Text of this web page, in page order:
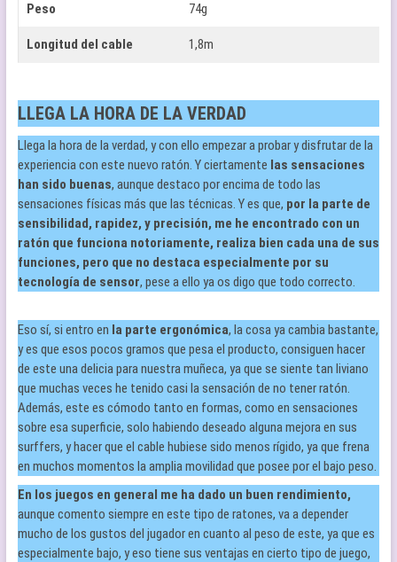
Peso 74g
Longitud del cable 1,8m
LLEGA LA HORA DE LA VERDAD
Llega la hora de la verdad, y con ello empezar a probar y disfrutar de la
experiencia con este nuevo ratón. Y ciertamente las sensaciones
han sido buenas, aunque destaco por encima de todo las
sensaciones físicas más que las técnicas. Y es que, por la parte de
sensibilidad, rapidez, y precisión, me he encontrado con un
ratón que funciona notoriamente, realiza bien cada una de sus
funciones, pero que no destaca especialmente por su
tecnología de sensor, pese a ello ya os digo que todo correcto.
Eso sí, si entro en la parte ergonómica, la cosa ya cambia bastante,
y es que esos pocos gramos que pesa el producto, consiguen hacer
de este una delicia para nuestra muñeca, ya que se siente tan liviano
que muchas veces he tenido casi la sensación de no tener ratón.
Además, este es cómodo tanto en formas, como en sensaciones
sobre esa superficie, solo habiendo deseado alguna mejora en sus
surffers, y hacer que el cable hubiese sido menos rígido, ya que frena
en muchos momentos la amplia movilidad que posee por el bajo peso.
En los juegos en general me ha dado un buen rendimiento,
aunque comento siempre en este tipo de ratones, va a depender
mucho de los gustos del jugador en cuanto al peso de este, ya que es
especialmente bajo, y eso tiene sus ventajas en cierto tipo de juego,